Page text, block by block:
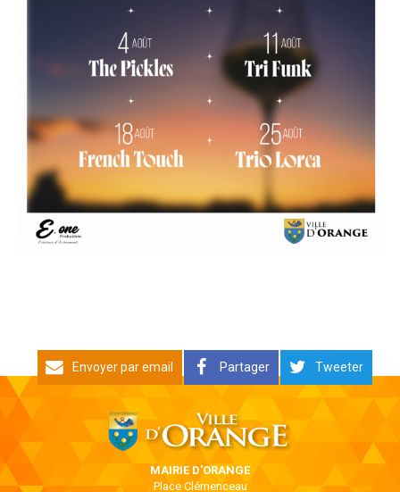
Envoyer par email Partager Tweeter
MAIRIE D'ORANGE
Place Clémenceau